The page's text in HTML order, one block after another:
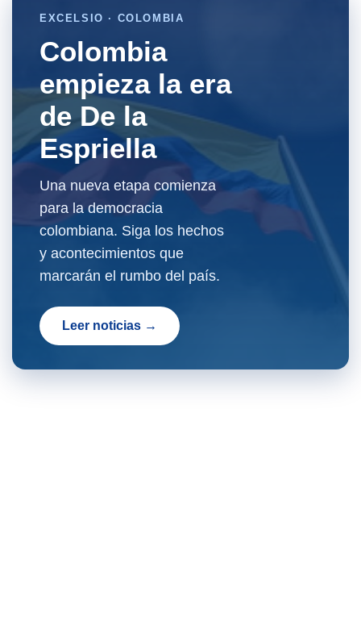
EXCELSIO · COLOMBIA
Colombia
empieza la era
de De la
Espriella
Una nueva etapa comienza
para la democracia
colombiana. Siga los hechos
y acontecimientos que
marcarán el rumbo del país.
Leer noticias →